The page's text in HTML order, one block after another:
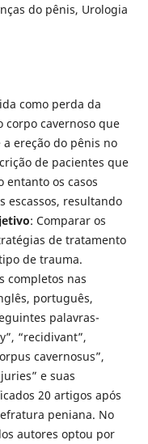
do pênis, Urologia
como perda da
cavernoso que
ereção do pênis no
de pacientes que
os casos
escassos, resultando
: Comparar os
de tratamento
de trauma.
completos nas
português,
palavras-
“recidivant”,
cavernosus”,
e suas
20 artigos após
peniana. No
autores optou por